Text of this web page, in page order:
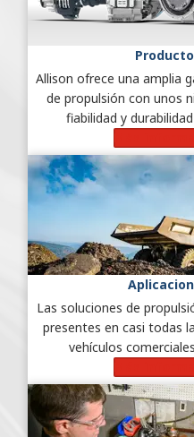
Allison ofrece una amplia
de propulsión con unos
fiabilidad y
Las soluciones de
presentes en casi todas
vehículos